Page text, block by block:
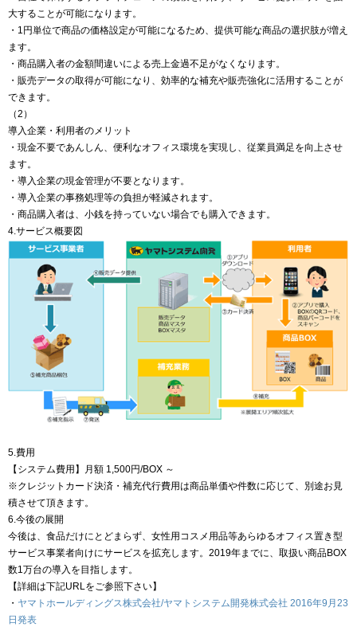
大することが可能になります。
・1円単位で商品の価格設定が可能になるため、提供可能な商品の選択肢が増え
ます。
・商品購入者の金額間違いによる売上金過不足がなくなります。
・販売データの取得が可能になり、効率的な補充や販売強化に活用することが
できます。
（2）
導入企業・利用者のメリット
・現金不要であんしん、便利なオフィス環境を実現し、従業員満足を向上させ
ます。
・導入企業の現金管理が不要となります。
・導入企業の事務処理等の負担が軽減されます。
・商品購入者は、小銭を持っていない場合でも購入できます。
4.サービス概要図
5.費用
【システム費用】月額 1,500円/BOX ～
※クレジットカード決済・補充代行費用は商品単価や件数に応じて、別途お見
積させて頂きます。
6.今後の展開
今後は、食品だけにとどまらず、女性用コスメ用品等あらゆるオフィス置き型
サービス事業者向けにサービスを拡充します。2019年までに、取扱い商品BOX
数1万台の導入を目指します。
【詳細は下記URLをご参照下さい】
・ ヤマトホールディングス株式会社/ヤマトシステム開発株式会社 2016年9月23
日発表